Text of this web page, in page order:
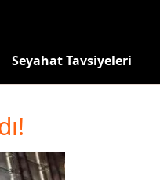
Seyahat Tavsiyeleri